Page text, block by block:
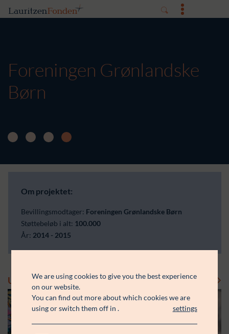
Foreningen Grønlandske
Børn
Om projektet:
Bevillingsmodtager: Foreningen Grønlandske Børn
Støttebeløb i alt: 100.000
År: 2014 - 2015
Uddelinger Se flere uddelinger
We are using cookies to give you the best experience
on our website.
You can find out more about which cookies we are
using or switch them off in
settings
.